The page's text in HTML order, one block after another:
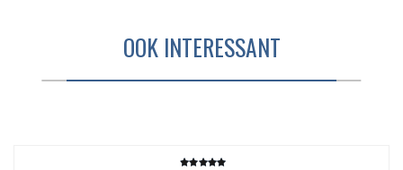
OOK INTERESSANT